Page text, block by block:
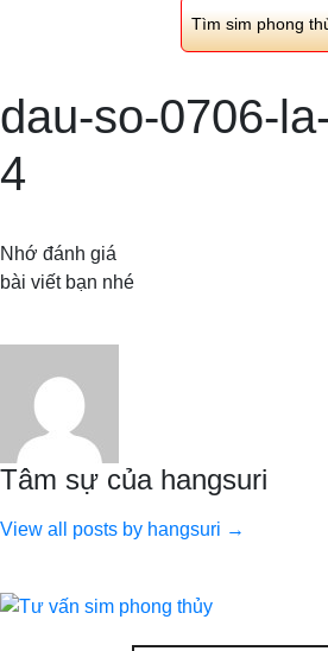
dau-so-0706-
4
Nhớ đánh giá
bài viết bạn nhé
Tâm sự của hangsuri
View all posts by hangsuri →